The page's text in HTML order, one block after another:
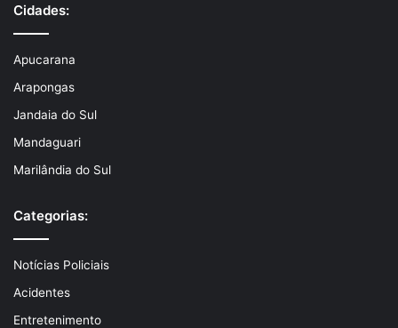
Cidades:
Apucarana
Arapongas
Jandaia do Sul
Mandaguari
Marilândia do Sul
Categorias:
Notícias Policiais
Acidentes
Entretenimento